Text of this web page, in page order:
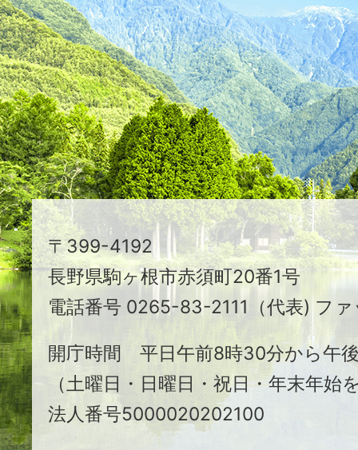
つ
映
え
る
ま
ち
駒
ヶ
根
市
〒399-4192
長野県駒ヶ根市赤須町20番1号
電話番号 0265-83-2111（代表) フ
開庁時間 平日午前8時30分から午
（土曜日・日曜日・祝日・年末年始
法人番号5000020202100